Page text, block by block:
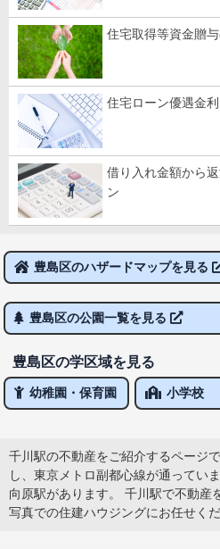
住宅取得等資金贈与
住宅ローン優遇金利
借り入れ金額から
ン
豊島区のハザードマップを見る
豊島区の公園一覧を見る
豊島区の学区域を見る
幼稚園・保育園 小学校
千川駅の不動産をご紹介するページ
し、東京メトロ副都心線が通ってい
向原駅があります。 千川駅で不動産
写真での住建ハウジングにお任せくだ